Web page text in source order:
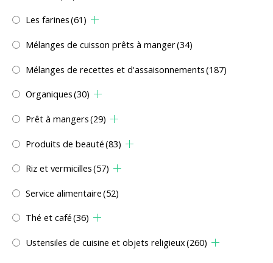
Les farines(61)
Mélanges de cuisson prêts à manger(34)
Mélanges de recettes et d'assaisonnements(187)
Organiques(30)
Prêt à mangers(29)
Produits de beauté(83)
Riz et vermicilles(57)
Service alimentaire(52)
Thé et café(36)
Ustensiles de cuisine et objets religieux(260)